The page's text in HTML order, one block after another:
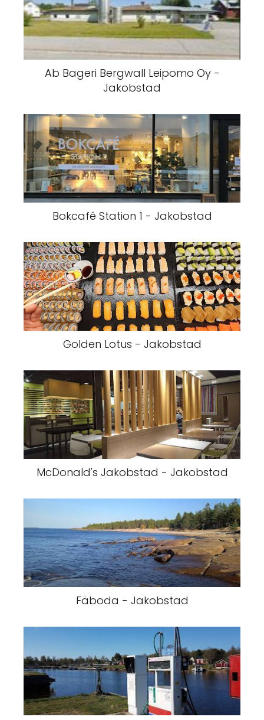
Ab Bageri Bergwall Leipomo Oy -
Jakobstad
Bokcafé Station 1 - Jakobstad
Golden Lotus - Jakobstad
McDonald's Jakobstad - Jakobstad
Fäboda - Jakobstad